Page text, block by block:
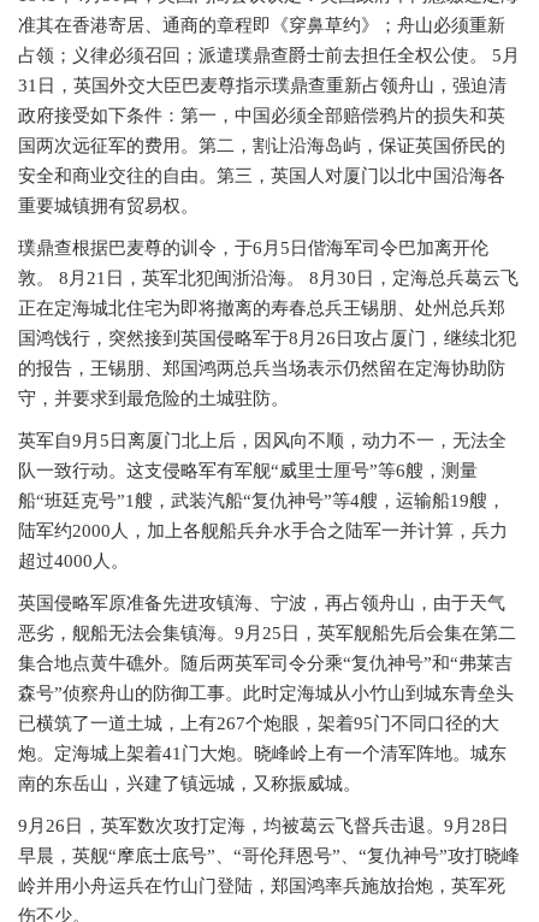
准其在香港寄居、通商的章程即《穿鼻草约》；舟山必须重新
占领；义律必须召回；派遣璞鼎查爵士前去担任全权公使。 5月
31日，英国外交大臣巴麦尊指示璞鼎查重新占领舟山，强迫清
政府接受如下条件：第一，中国必须全部赔偿鸦片的损失和英
国两次远征军的费用。第二，割让沿海岛屿，保证英国侨民的
安全和商业交往的自由。第三，英国人对厦门以北中国沿海各
重要城镇拥有贸易权。
璞鼎查根据巴麦尊的训令，于6月5日偕海军司令巴加离开伦
敦。 8月21日，英军北犯闽浙沿海。 8月30日，定海总兵葛云飞
正在定海城北住宅为即将撤离的寿春总兵王锡朋、处州总兵郑
国鸿饯行，突然接到英国侵略军于8月26日攻占厦门，继续北犯
的报告，王锡朋、郑国鸿两总兵当场表示仍然留在定海协助防
守，并要求到最危险的土城驻防。
英军自9月5日离厦门北上后，因风向不顺，动力不一，无法全
队一致行动。这支侵略军有军舰“威里士厘号”等6艘，测量
船“班廷克号”1艘，武装汽船“复仇神号”等4艘，运输船19艘，
陆军约2000人，加上各舰船兵弁水手合之陆军一并计算，兵力
超过4000人。
英国侵略军原准备先进攻镇海、宁波，再占领舟山，由于天气
恶劣，舰船无法会集镇海。 9月25日，英军舰船先后会集在第二
集合地点黄牛礁外。随后两英军司令分乘“复仇神号”和“弗莱吉
森号”侦察舟山的防御工事。此时定海城从小竹山到城东青垒头
已横筑了一道土城，上有267个炮眼，架着95门不同口径的大
炮。定海城上架着41门大炮。晓峰岭上有一个清军阵地。城东
南的东岳山，兴建了镇远城，又称振威城。
9月26日，英军数次攻打定海，均被葛云飞督兵击退。9月28日
早晨，英舰“摩底士底号”、“哥伦拜恩号”、“复仇神号”攻打晓峰
岭并用小舟运兵在竹山门登陆，郑国鸿率兵施放抬炮，英军死
伤不少。